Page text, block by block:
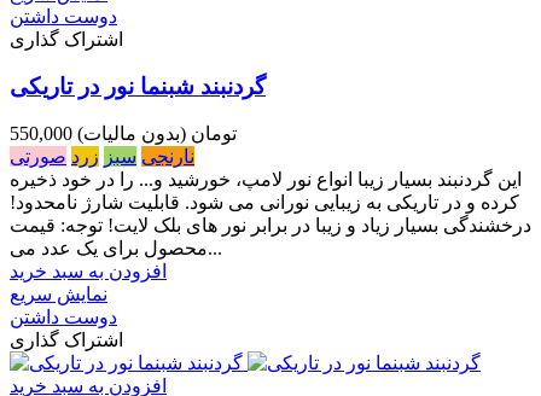
دوست داشتن
اشتراک گذاری
گردنبند شبنما نور در تاریکی
550,000 تومان (بدون مالیات)
نارنجی سبز زرد صورتی
این گردنبند بسیار زیبا انواع نور لامپ، خورشید و... را در خود ذخیره
کرده و در تاریکی به زیبایی نورانی می شود. قابلیت شارژ نامحدود!
درخشندگی بسیار زیاد و زیبا در برابر نور های بلک لایت! توجه: قیمت
محصول برای یک عدد می...
افزودن به سبد خرید
نمایش سریع
دوست داشتن
اشتراک گذاری
افزودن به سبد خرید